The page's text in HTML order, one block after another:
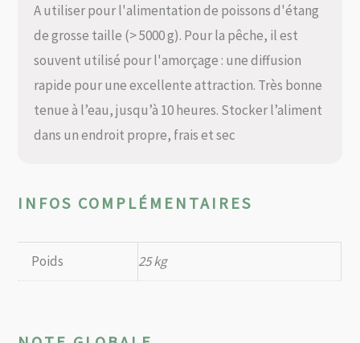
A utiliser pour l'alimentation de poissons d'étang
de grosse taille (> 5000 g). Pour la pêche, il est
souvent utilisé pour l'amorçage : une diffusion
rapide pour une excellente attraction. Très bonne
tenue à l’eau, jusqu’à 10 heures. Stocker l’aliment
dans un endroit propre, frais et sec
INFOS COMPLÉMENTAIRES
Poids 25 kg